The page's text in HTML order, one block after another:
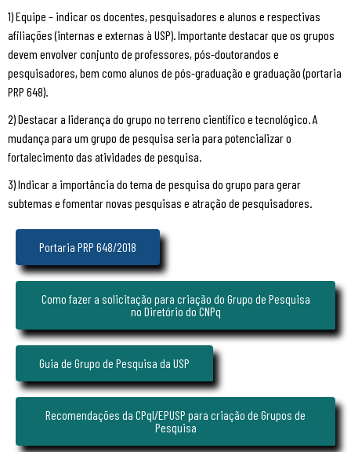
1) Equipe – indicar os docentes, pesquisadores e alunos e respectivas
afiliações (internas e externas à USP). Importante destacar que os grupos
devem envolver conjunto de professores, pós-doutorandos e
pesquisadores, bem como alunos de pós-graduação e graduação (portaria
PRP 648).
2) Destacar a liderança do grupo no terreno científico e tecnológico. A
mudança para um grupo de pesquisa seria para potencializar o
fortalecimento das atividades de pesquisa.
3) Indicar a importância do tema de pesquisa do grupo para gerar
subtemas e fomentar novas pesquisas e atração de pesquisadores.
Portaria PRP 648/2018
Como fazer a solicitação para criação do Grupo de Pesquisa
no Diretório do CNPq
Guia de Grupo de Pesquisa da USP
Recomendações da CPqI/EPUSP para criação de Grupos de
Pesquisa